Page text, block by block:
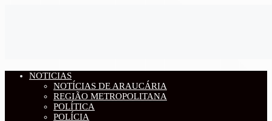
NOTICIAS
NOTÍCIAS DE ARAUCÁRIA
REGIÃO METROPOLITANA
POLÍTICA
POLÍCIA